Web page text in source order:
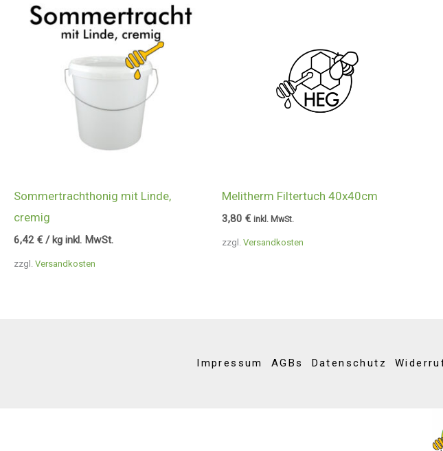
zzgl. Versandkosten
Sommertrachthonig mit Linde,
cremig
6,42 € / kg inkl. MwSt. zzgl. Versandkosten
Melitherm Filtertuch 40x40cm
3,80 € inkl. MwSt.
Impressum AGBs Datenschutz